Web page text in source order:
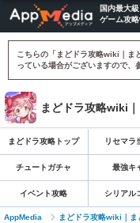
国内最大級
ゲーム攻
こちらの「まどドラ攻略wiki｜ま
っている場合がございますので、
まどドラ攻略wiki
まどドラ攻略トップ リセマラ
チュートガチャ 最強キ
イベント攻略 シリアル
AppMedia まどドラ攻略wiki｜ま